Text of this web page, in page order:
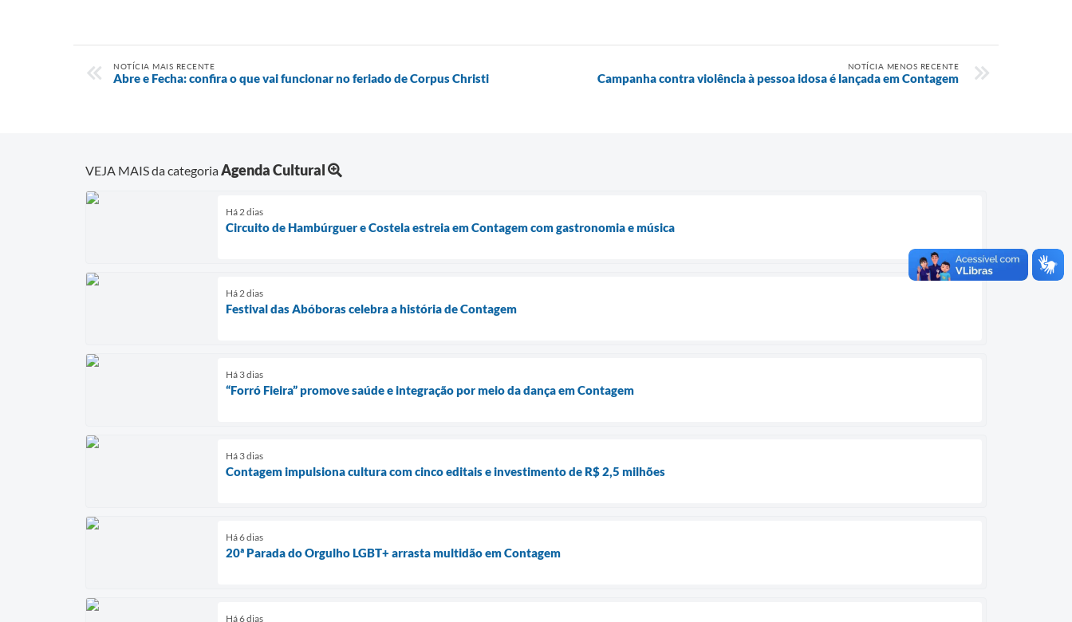
NOTÍCIA MAIS RECENTE
Abre e Fecha: confira o que vai funcionar no feriado de Corpus Christi
NOTÍCIA MENOS RECENTE
Campanha contra violência à pessoa idosa é lançada em Contagem
VEJA MAIS da categoriaAgenda Cultural
Há 2 dias
Circuito de Hambúrguer e Costela estreia em Contagem com gastronomia e música
Há 2 dias
Festival das Abóboras celebra a história de Contagem
Há 3 dias
“Forró Fieira” promove saúde e integração por meio da dança em Contagem
Há 3 dias
Contagem impulsiona cultura com cinco editais e investimento de R$ 2,5 milhões
Há 6 dias
20ª Parada do Orgulho LGBT+ arrasta multidão em Contagem
Há 6 dias